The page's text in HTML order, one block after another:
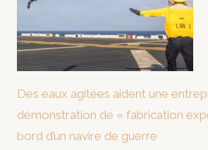
Des eaux agitées aident une
démonstration de « fabrication
bord d’un navire de guerre